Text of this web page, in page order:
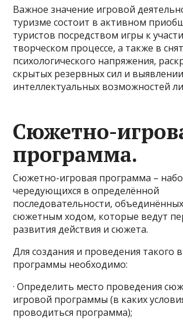
Важное значение игровой
туризме состоит в активном
туристов посредством игры к
творческом процессе, а также в
психологического напряжения,
скрытых резервных сил и выявлении
интеллектуальных возможностей
Сюжетно-
программа.
Сюжетно-игровая программа –
чередующихся в определённой
последовательности,
сюжетным ходом, которые ведут
развития действия и сюжета.
Для создания и проведения такого
программы необходимо:
· Определить место проведения
игровой программы (в каких
проводиться программа);